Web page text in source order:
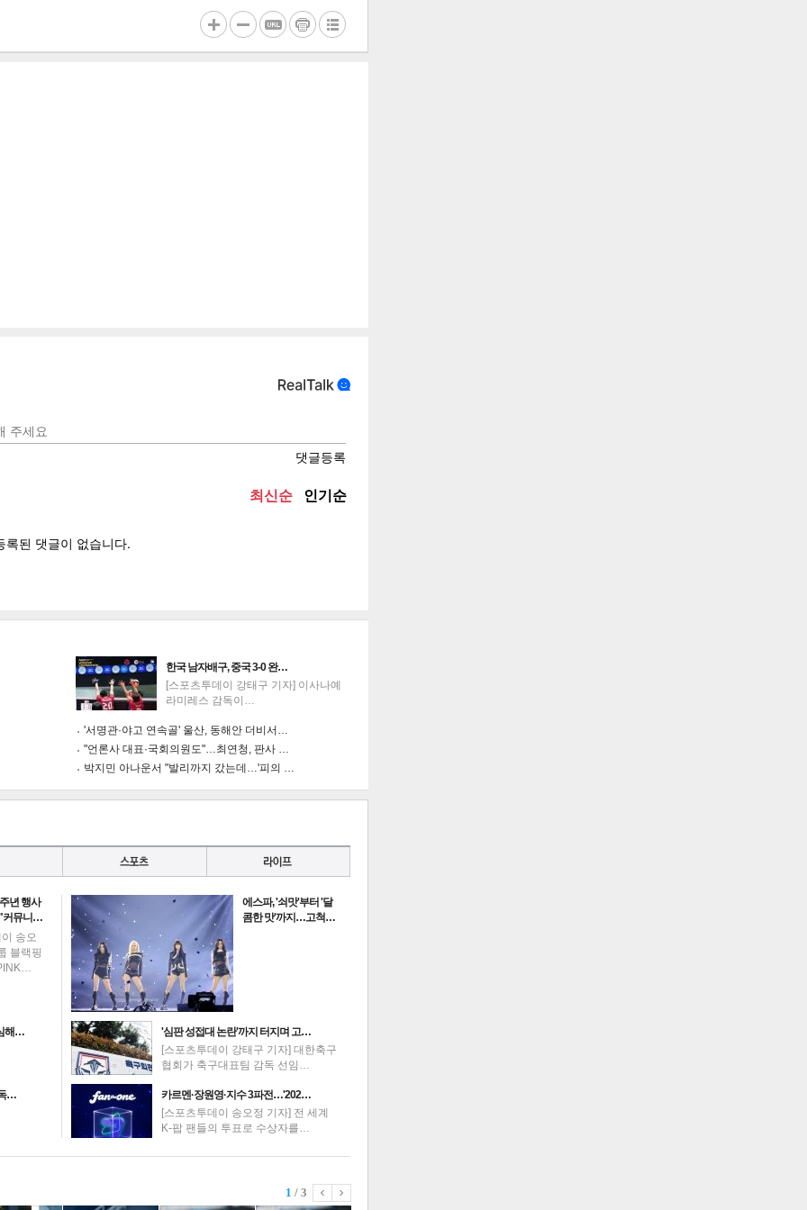
인쇄 목록
한국 남자배구, 중국 3-0 완…
[스포츠투데이 강태구 기자] 이사나예
라미레스 감독이…
'서명관·야고 연속골' 울산, 동해안 더비서…
"언론사 대표·국회의원도"…최연청, 판사 …
박지민 아나운서 "발리까지 갔는데…'피의 …
년 행사
커뮤니…
송오
블랙핑
해…
…
에스파, '쇠맛'부터 '달
콤한 맛'까지…고척…
'심판 성접대 논란'까지 터지며 고…
[스포츠투데이 강태구 기자] 대한축구
협회가 축구대표팀 감독 선임…
카르멘·장원영·지수 3파전…'202…
[스포츠투데이 송오정 기자] 전 세계
K-팝 팬들의 투표로 수상자를…
1 / 3